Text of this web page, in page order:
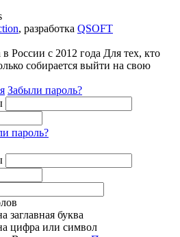
, разработка QSOFT
России с 2012 года Для тех, кто
собирается выйти на свою
Забыли пароль?
пароль?
буква
цифра или символ